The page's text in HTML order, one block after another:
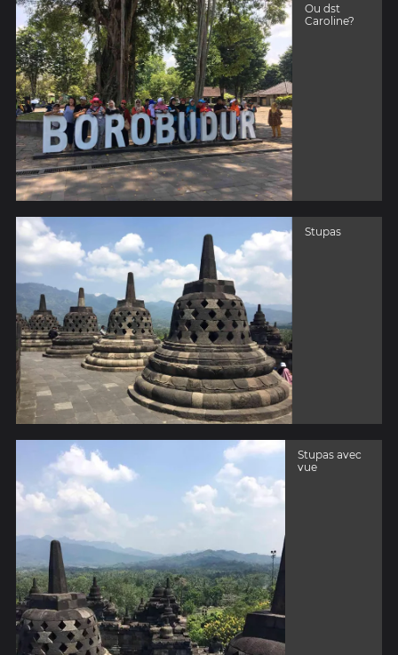
Ou dst
Caroline?
Stupas
Stupas avec
vue